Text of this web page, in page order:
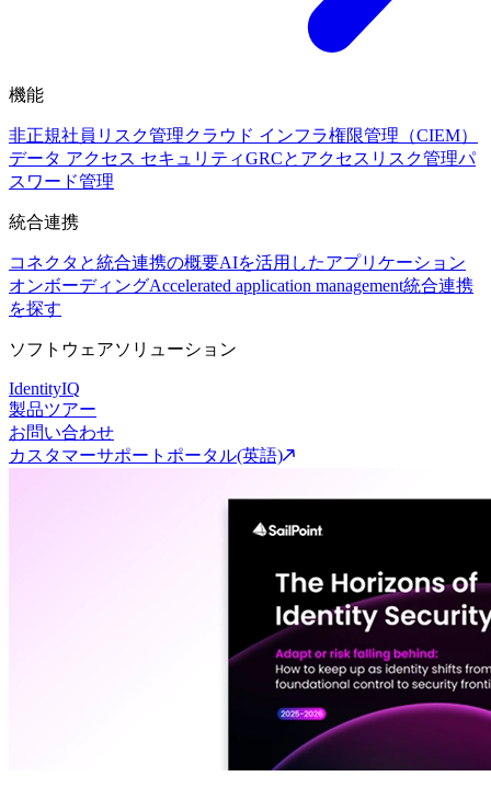
機能
非正規社員リスク管理クラウド インフラ権限管理（CIEM）
データ アクセス セキュリティGRCとアクセスリスク管理パ
スワード管理
統合連携
コネクタと統合連携の概要AIを活用したアプリケーション
オンボーディングAccelerated application management統合連携
を探す
ソフトウェアソリューション
IdentityIQ
製品ツアー
お問い合わせ
カスタマーサポートポータル(英語)